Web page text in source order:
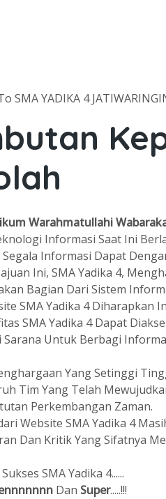
SMA YADIKA 4
Warahmatullahi
Informasi Saat Ini
Informasi Dapat
Ini, SMA Yadika 4,
Bagian Dari Sistem
SMA Yadika 4 Diharapkan
SMA Yadika 4 Dapat
Sarana Untuk Berbagi
Yang Setinggi
Tim Yang Telah
Perkembangan Zaman.
Website SMA Yadika 4
Dan Kritik Yang Sifatnya
SMA Yadika 4......
Dan Super.....!!!